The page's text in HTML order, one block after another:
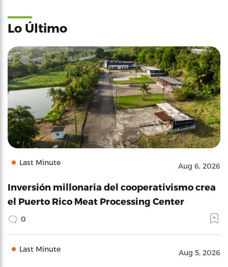
Lo Último
Last Minute Aug 6, 2026
Inversión millonaria del cooperativismo crea
el Puerto Rico Meat Processing Center
0
Last Minute Aug 5, 2026